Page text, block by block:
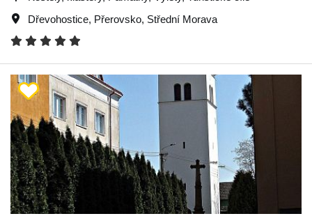
Dřevohostice, Přerovsko, Střední Morava